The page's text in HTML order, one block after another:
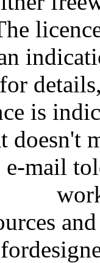
is
doesn't
e-mail